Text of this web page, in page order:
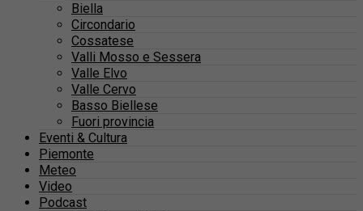
Biella
Circondario
Cossatese
Valli Mosso e Sessera
Valle Elvo
Valle Cervo
Basso Biellese
Fuori provincia
Eventi & Cultura
Piemonte
Meteo
Video
Podcast